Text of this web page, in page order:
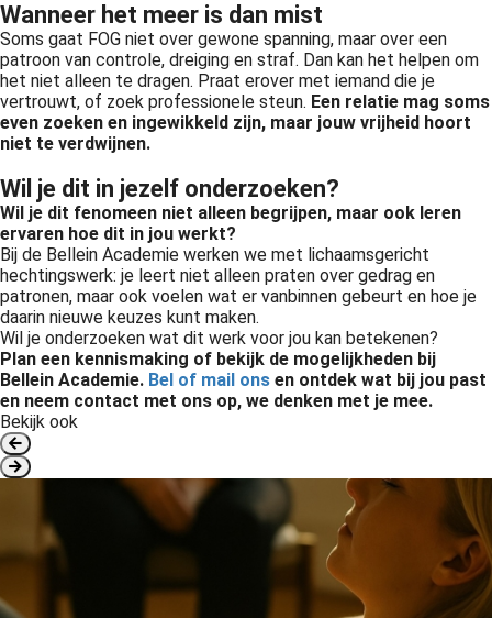
Wanneer het meer is dan mist
Soms gaat FOG niet over gewone spanning, maar over een
patroon van controle, dreiging en straf. Dan kan het helpen om
het niet alleen te dragen. Praat erover met iemand die je
vertrouwt, of zoek professionele steun. Een relatie mag soms
even zoeken en ingewikkeld zijn, maar jouw vrijheid hoort
niet te verdwijnen.
Wil je dit in jezelf onderzoeken?
Wil je dit fenomeen niet alleen begrijpen, maar ook leren
ervaren hoe dit in jou werkt?
Bij de Bellein Academie werken we met lichaamsgericht
hechtingswerk: je leert niet alleen praten over gedrag en
patronen, maar ook voelen wat er vanbinnen gebeurt en hoe je
daarin nieuwe keuzes kunt maken.
Wil je onderzoeken wat dit werk voor jou kan betekenen?
Plan een kennismaking of bekijk de mogelijkheden bij
Bellein Academie. Bel of mail ons en ontdek wat bij jou past
en neem contact met ons op, we denken met je mee.
Bekijk ook